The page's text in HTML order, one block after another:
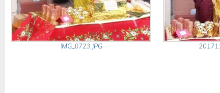
IMG_0723.JPG